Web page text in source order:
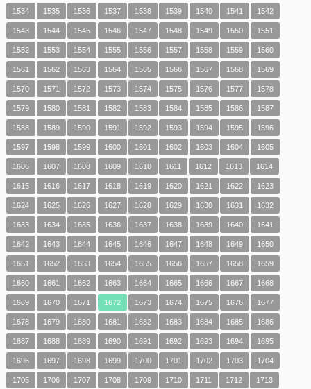
1534 1535 1536 1537 1538 1539 1540 1541 1542
1543 1544 1545 1546 1547 1548 1549 1550 1551
1552 1553 1554 1555 1556 1557 1558 1559 1560
1561 1562 1563 1564 1565 1566 1567 1568 1569
1570 1571 1572 1573 1574 1575 1576 1577 1578
1579 1580 1581 1582 1583 1584 1585 1586 1587
1588 1589 1590 1591 1592 1593 1594 1595 1596
1597 1598 1599 1600 1601 1602 1603 1604 1605
1606 1607 1608 1609 1610 1611 1612 1613 1614
1615 1616 1617 1618 1619 1620 1621 1622 1623
1624 1625 1626 1627 1628 1629 1630 1631 1632
1633 1634 1635 1636 1637 1638 1639 1640 1641
1642 1643 1644 1645 1646 1647 1648 1649 1650
1651 1652 1653 1654 1655 1656 1657 1658 1659
1660 1661 1662 1663 1664 1665 1666 1667 1668
1669 1670 1671 1672 1673 1674 1675 1676 1677
1678 1679 1680 1681 1682 1683 1684 1685 1686
1687 1688 1689 1690 1691 1692 1693 1694 1695
1696 1697 1698 1699 1700 1701 1702 1703 1704
1705 1706 1707 1708 1709 1710 1711 1712 1713